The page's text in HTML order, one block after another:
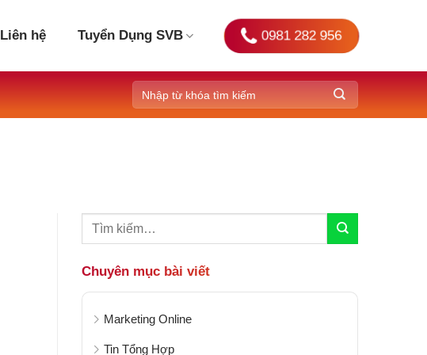
Liên hệ Tuyển Dụng SVB 0981 282 956
Chuyên mục bài viết
Marketing Online
Tin Tổng Hợp